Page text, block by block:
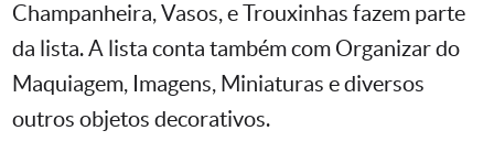
Champanheira, Vasos, e Trouxinhas fazem parte
da lista. A lista conta também com Organizar do
Maquiagem, Imagens, Miniaturas e diversos
outros objetos decorativos.